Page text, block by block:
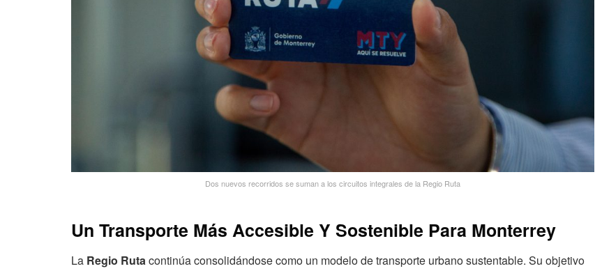
Dos nuevos recorridos se suman a los circuitos integrales de la Regio Ruta
Un Transporte Más Accesible Y Sostenible Para Monterrey
La Regio Ruta continúa consolidándose como un modelo de transporte urbano sustentable. Su objetivo